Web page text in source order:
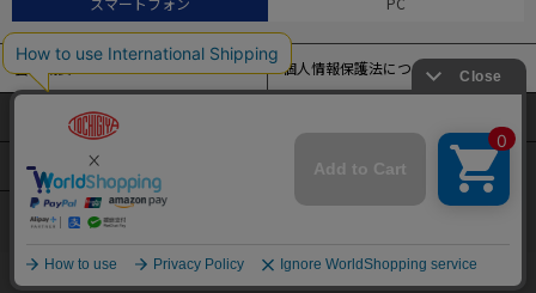
個人情報保護法について
特定商取引法に基づく表記
サイトマップ
COPYRIGHT© TOCHIGIYA CO.,LTD. ALL RIGHTS RESERVED.
当サイトでは、アクセス解析およびサイトの利便性の向上のため
にクッキー（Cookie）を使用しています。
クッキーの設定変更および詳細についてはこちらをご覧くださ
い。
本サイトの閲覧を続けることで、クッキーの使用を同意したとみ
なされます。
承諾する